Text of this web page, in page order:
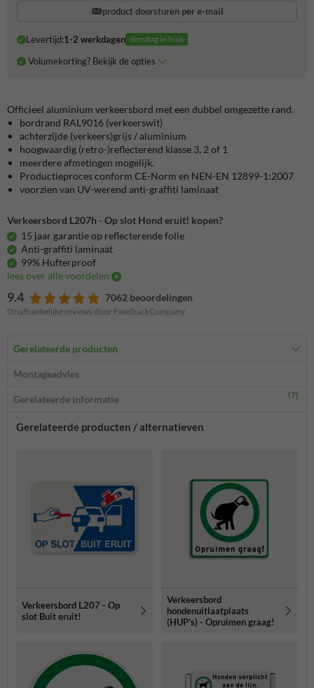
product doorsturen per e-mail
Levertijd:1-2 werkdagen dinsdag in huis
Volumekorting? Bekijk de opties
Officieel aluminium verkeersbord met een dubbel omgezette rand.
bordrand RAL9016 (verkeerswit)
achterzijde (verkeers)grijs / aluminium
hoogwaardig (retro-)reflecterend klasse 3, 2 of 1
meerdere afmetingen mogelijk.
Productieproces conform CE-Norm en NEN-EN 12899-1:2007
voorzien van UV-werend anti-graffiti laminaat
Verkeersbord L207h - Op slot Hond eruit! kopen?
15 jaar garantie op reflecterende folie
Anti-graffiti laminaat
99% Hufterproof
lees over alle voordelen
9.4 7062 beoordelingen
Onafhankelijke reviews door FeedbackCompany
Gerelateerde producten
Montageadvies
Gerelateerde informatie (7)
Gerelateerde producten / alternatieven
Verkeersbord L207 - Op
slot Buit eruit!
Verkeersbord
hondenuitlaatplaats
(HUP’s) - Opruimen graag!